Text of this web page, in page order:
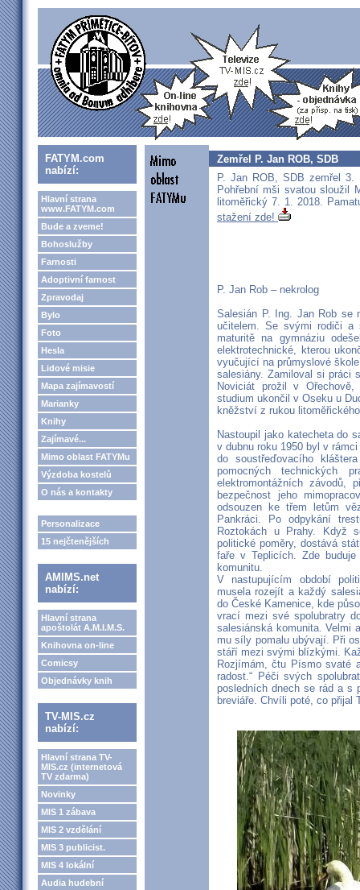
FATYM.com
nabízí:
Hlavní strana
www.FATYM.com
Bude a zveme!
Bohoslužby
Farnosti
Adoptivní farnost
Zpravodaj
Bylo
Foto
Hesla
Lidové misie
Mapa zajímavostí
Marianky
Knihy
Zajímavé...
Mimo oblast FATYMu
Výzdoba kostelů
O nás a kontakty
Personalizace
15 nejčtenějších
AMIMS.net
nabízí:
Hlavní strana
apoštolát A.M.I.M.S.
Knihovna on-line
Comicsy
Objednávky knih
TV-MIS.cz
nabízí:
Hlavní strana TV-
MIS.cz (internetová
TV zdarma)
Novinky
MIS 1 zábava
MIS 2 vzdělání
MIS 3 publicist.
MIS 4 lokální
Audia hudební
Zemřel P. Jan ROB, SDB
P. Jan ROB, SDB zemřel
Pohřební mši svatou sloužil
litoměřický 7. 1. 2018.
stažení zde!
P. Jan Rob – nekrolog
Salesián P. Ing. Jan Rob se
učitelem. Se svými rodiči a
maturitě na gymnáziu
elektrotechnické, kterou
vyučující na průmyslové
salesiány. Zamiloval si práci
Noviciát prožil v
studium ukončil v Oseku u
kněžství z rukou
Nastoupil jako katecheta do
v dubnu roku 1950 byl v
do soustřeďovacího
pomocných technických
elektromontážních závodů,
bezpečnost jeho
odsouzen ke třem letům
Pankráci. Po odpykání
Roztokách u Prahy. Když
politické poměry, dostává
faře v Teplicích. Zde
komunitu.
V nastupujícím období
musela rozejít a každý
do České Kamenice, kde
vrací mezi své spolubratry
salesiánská komunita. Velmi
mu síly pomalu ubývají. Při
stáří mezi svými blízkými.
Rozjímám, čtu Písmo svaté
radost.“ Péči svých
posledních dnech se rád a s
breviáře. Chvíli poté, co přijal